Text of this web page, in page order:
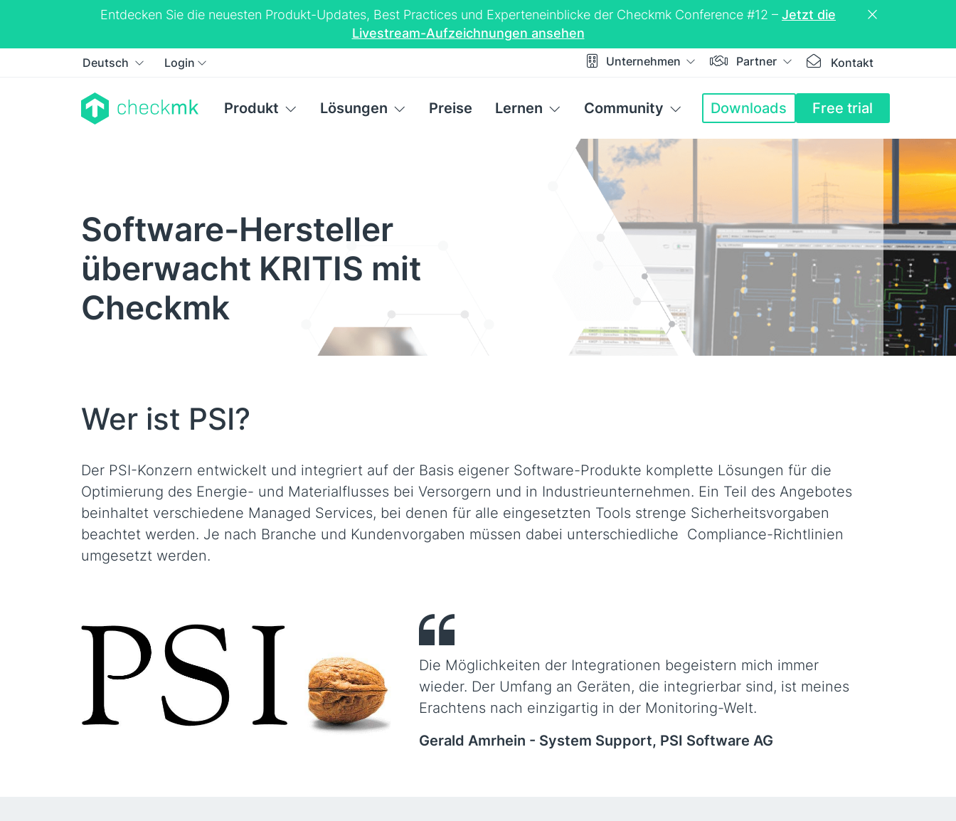
Entdecken Sie die neuesten Produkt-Updates, Best Practices und Experteneinblicke der Checkmk Conference #12 – Jetzt die
Livestream-Aufzeichnungen ansehen
Deutsch Login Unternehmen Partner Kontakt
Produkt Lösungen Preise Lernen Community Downloads Free trial
Software-Hersteller
überwacht KRITIS mit
Checkmk
Wer ist PSI?
Der PSI-Konzern entwickelt und integriert auf der Basis eigener Software-Produkte komplette Lösungen für die
Optimierung des Energie- und Materialflusses bei Versorgern und in Industrieunternehmen. Ein Teil des Angebotes
beinhaltet verschiedene Managed Services, bei denen für alle eingesetzten Tools strenge Sicherheitsvorgaben
beachtet werden. Je nach Branche und Kundenvorgaben müssen dabei unterschiedliche Compliance-Richtlinien
umgesetzt werden.
Die Möglichkeiten der Integrationen begeistern mich immer
wieder. Der Umfang an Geräten, die integrierbar sind, ist meines
Erachtens nach einzigartig in der Monitoring-Welt.
Gerald Amrhein - System Support, PSI Software AG